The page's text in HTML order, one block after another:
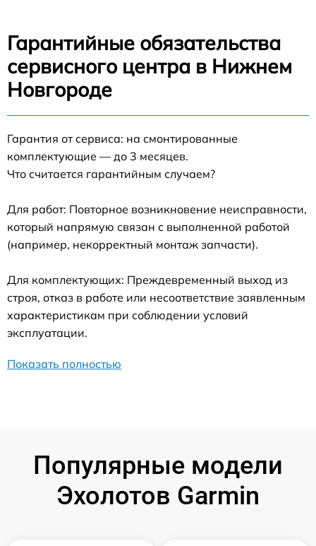
Гарантийные обязательства
сервисного центра в Нижнем
Новгороде
Гарантия от сервиса: на смонтированные
комплектующие — до 3 месяцев.
Что считается гарантийным случаем?
Для работ: Повторное возникновение неисправности,
который напрямую связан с выполненной работой
(например, некорректный монтаж запчасти).
Для комплектующих: Преждевременный выход из
строя, отказ в работе или несоответствие заявленным
характеристикам при соблюдении условий
эксплуатации.
Показать полностью
Популярные модели
Эхолотов Garmin